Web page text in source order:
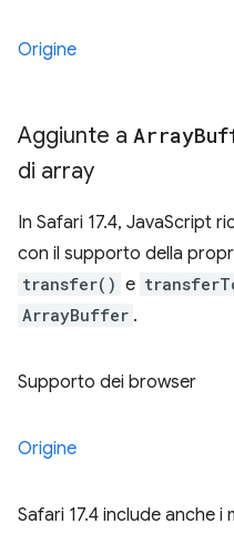
Origine
Aggiunte a Array
di array
In Safari 17.4, JavaScript
con il supporto della
transfer() e
ArrayBuffer .
Supporto dei browser
Origine
Safari 17.4 include anche